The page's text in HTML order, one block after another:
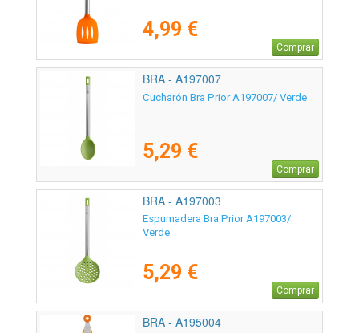
4,99 €
Comprar
BRA - A197007
Cucharón Bra Prior A197007/ Verde
5,29 €
Comprar
BRA - A197003
Espumadera Bra Prior A197003/
Verde
5,29 €
Comprar
BRA - A195004